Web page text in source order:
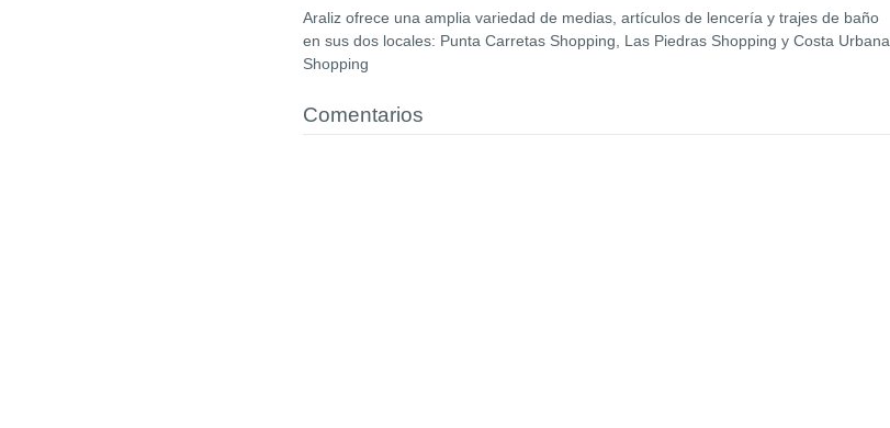
Araliz ofrece una amplia variedad de medias, artículos de lencería y trajes de baño
en sus dos locales: Punta Carretas Shopping, Las Piedras Shopping y Costa Urbana
Shopping
Comentarios